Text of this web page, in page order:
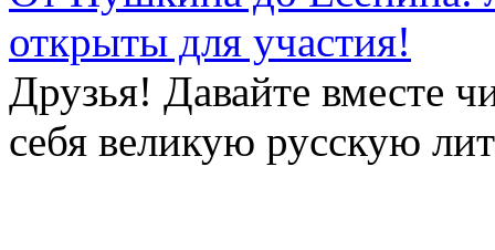
открыты для участия!
Друзья! Давайте вместе
себя великую русскую